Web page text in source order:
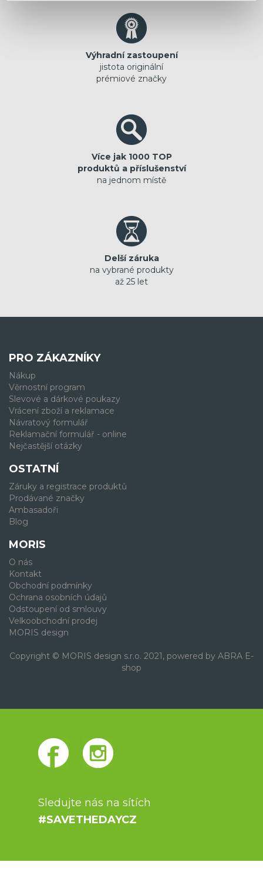
Výhradní zastoupení
jistota originální
prémiové značky
Více jak 1000 TOP
produktů a příslušenství
na jednom místě
Delší záruka
na vybrané produkty
až 25 let
PRO ZÁKAZNÍKY
Nákup
Věrnostní program
Slevové a dárkové poukazy
Vrácení zboží a reklamace
Návratový formulář
Reklamační formulář - online
Nejčastější otázky
OSTATNÍ
Záruky a registrace produktů
Prodávané značky
Ambasadoři
Blog
MORIS
O nás
Kontakt
Obchodní podmínky
Ochrana osobních údajů
Odstoupení od smlouvy
Velkoobchodní prodej
MORIS design
Copyright © MORIS design s.r.o. 2021, powered by ABRA E-
shop
Sledujte nás na sítích
#SAVETHEDAYCZ